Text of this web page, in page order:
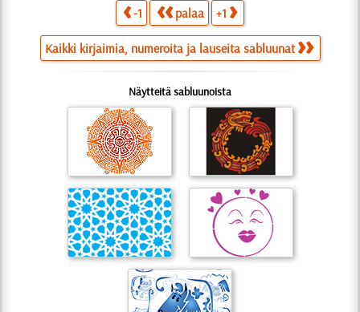
-1 palaa +1
Kaikki kirjaimia, numeroita ja lauseita sabluunat
Näytteitä sabluunoista